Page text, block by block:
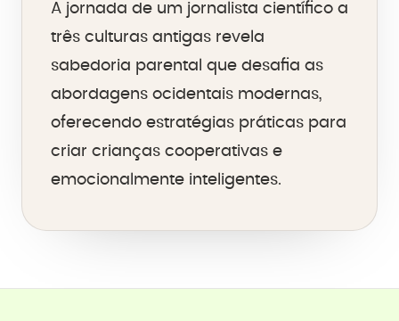
A jornada de um jornalista científico a
três culturas antigas revela
sabedoria parental que desafia as
abordagens ocidentais modernas,
oferecendo estratégias práticas para
criar crianças cooperativas e
emocionalmente inteligentes.